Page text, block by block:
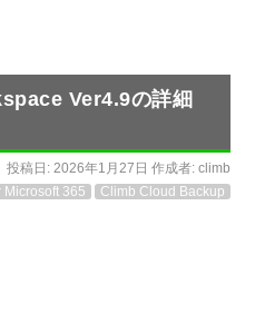
Ver4.9の詳細
投稿日: 2026年1月27日 作成者: climb
365 Climb Cloud Backup